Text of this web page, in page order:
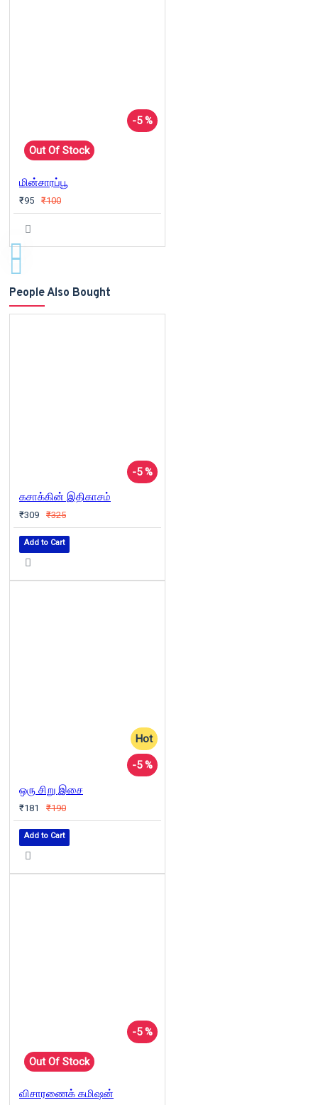
-5 %
Out Of Stock
மின்சாரப்பூ
₹95 ₹100
People Also Bought
-5 %
கசாக்கின் இதிகாசம்
₹309 ₹325
Add to Cart
Hot
-5 %
ஒரு சிறு இசை
₹181 ₹190
Add to Cart
-5 %
Out Of Stock
விசாரணைக் கமிஷன்